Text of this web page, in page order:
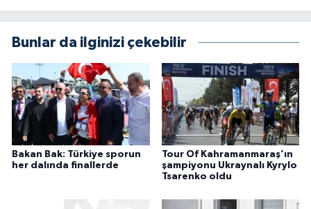
Bunlar da ilginizi çekebilir
Bakan Bak: Türkiye sporun
her dalında finallerde
Tour Of Kahramanmaraş’ın
şampiyonu Ukraynalı Kyrylo
Tsarenko oldu